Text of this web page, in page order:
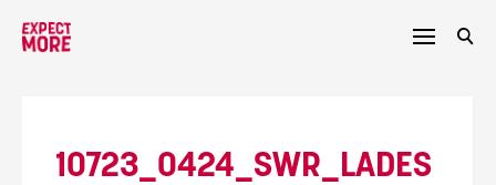
10723_0424_SWR_LADES